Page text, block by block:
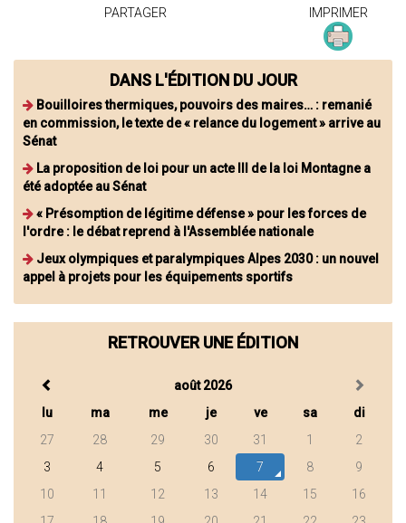
PARTAGER IMPRIMER
DANS L'ÉDITION DU JOUR
Bouilloires thermiques, pouvoirs des maires… : remanié
en commission, le texte de « relance du logement » arrive au
Sénat
La proposition de loi pour un acte III de la loi Montagne a
été adoptée au Sénat
« Présomption de légitime défense » pour les forces de
l'ordre : le débat reprend à l'Assemblée nationale
Jeux olympiques et paralympiques Alpes 2030 : un nouvel
appel à projets pour les équipements sportifs
RETROUVER UNE ÉDITION
août 2026
lu
ma me je ve sa
di
27
28 29 30 31 1
2
3
4 5 6 7 8
9
10
11 12 13 14 15
16